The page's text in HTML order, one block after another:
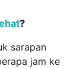
?
sarapan
jam ke